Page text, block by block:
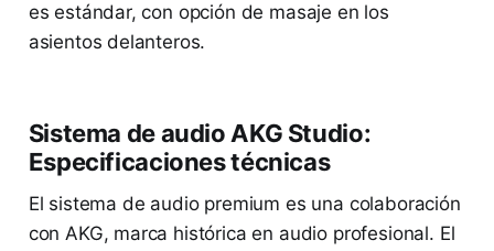
es estándar, con opción de masaje en los
asientos delanteros.
Sistema de audio AKG Studio:
Especificaciones técnicas
El sistema de audio premium es una colaboración
con AKG, marca histórica en audio profesional. El